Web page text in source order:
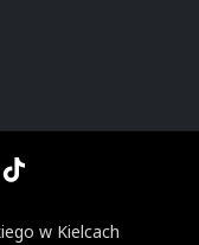
w Kielcach